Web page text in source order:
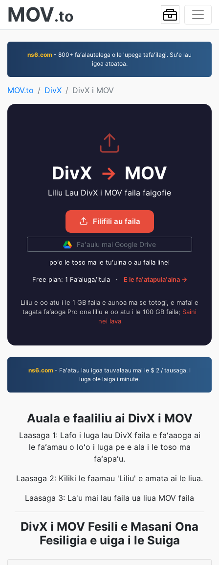
MOV.to
ns6.com - 800+ faʻalautelega o le 'upega tafaʻilagi. Suʻe lau
igoa atoatoa.
MOV.to DivX DivX i MOV
DivX → MOV
Liliu Lau DivX i MOV faila faigofie
Filifili au faila
Faʻaulu mai Google Drive
poʻo le toso ma le tuʻuina o au faila iinei
Free plan: 1 Faʻaiuga/itula · E le faʻatapulaʻaina →
Liliu e oo atu i le 1 GB faila e aunoa ma se totogi, e mafai e
tagata faʻaoga Pro ona liliu e oo atu i le 100 GB faila; Saini
nei lava
ns6.com - Faʻatau lau igoa tauvalaau mai le $ 2 / tausaga. I
luga ole laiga i minute.
Auala e faaliliu ai DivX i MOV
Laasaga 1: Lafo i luga lau DivX faila e faʻaaoga ai
le faʻamau o loʻo i luga pe e ala i le toso ma
faʻapaʻu.
Laasaga 2: Kiliki le faamau 'Liliu' e amata ai le liua.
Laasaga 3: La'u mai lau faila ua liua MOV faila
DivX i MOV Fesili e Masani Ona
Fesiligia e uiga i le Suiga